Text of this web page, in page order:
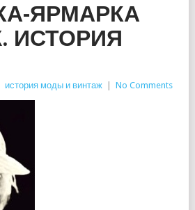
ЯРМАРКА
ИСТОРИЯ
история моды и винтаж No Comments